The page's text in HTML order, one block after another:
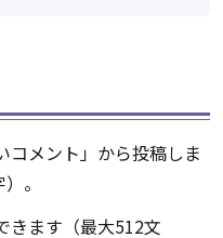
メント」から投稿しま
。
ます（最大512文